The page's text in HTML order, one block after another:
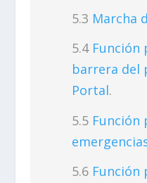
Marcha
Función
barrera del
Portal.
Función
Función